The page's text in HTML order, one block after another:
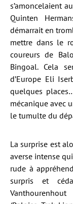
s’amoncelaient
Quinten
démarrait en
mettre dans le
coureurs de
Bingoal. Cela
d’Europe Eli
quelques
mécanique avec
le tumulte du
La surprise est
averse intense
rude à
surpris et
Vanthourenhout